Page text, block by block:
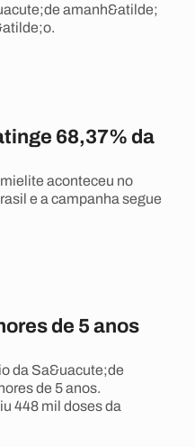
amanh&atilde;
68,37% da
aconteceu no
e a campanha segue
de 5 anos
da Sa&uacute;de
de 5 anos.
448 mil doses da